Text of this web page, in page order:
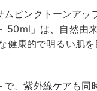
ムピンクトーンアッ
50ml」は、自然由
健康的で明るい肌
で、紫外線ケアも同